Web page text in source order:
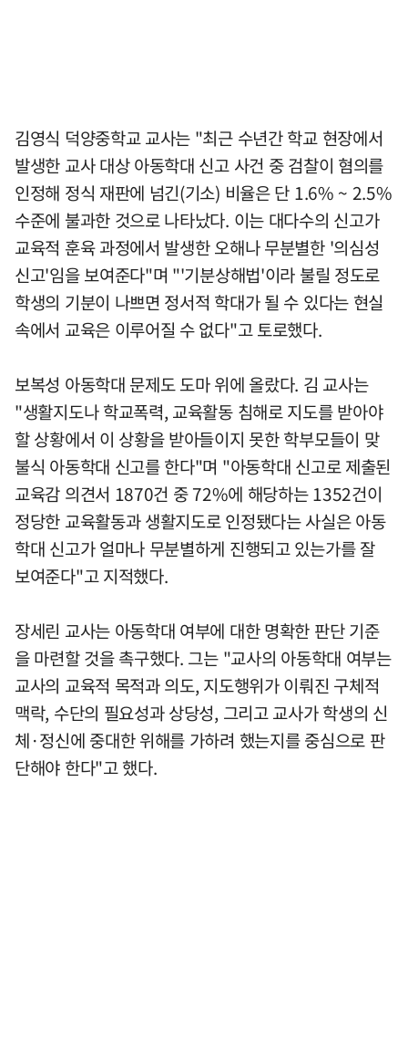
김영식 덕양중학교 교사는 "최근 수년간 학교 현장에서
발생한 교사 대상 아동학대 신고 사건 중 검찰이 혐의를
인정해 정식 재판에 넘긴(기소) 비율은 단 1.6% ~ 2.5%
수준에 불과한 것으로 나타났다. 이는 대다수의 신고가
교육적 훈육 과정에서 발생한 오해나 무분별한 '의심성
신고'임을 보여준다"며 "'기분상해법'이라 불릴 정도로
학생의 기분이 나쁘면 정서적 학대가 될 수 있다는 현실
속에서 교육은 이루어질 수 없다"고 토로했다.
보복성 아동학대 문제도 도마 위에 올랐다. 김 교사는
"생활지도나 학교폭력, 교육활동 침해로 지도를 받아야
할 상황에서 이 상황을 받아들이지 못한 학부모들이 맞
불식 아동학대 신고를 한다"며 "아동학대 신고로 제출된
교육감 의견서 1870건 중 72%에 해당하는 1352건이
정당한 교육활동과 생활지도로 인정됐다는 사실은 아동
학대 신고가 얼마나 무분별하게 진행되고 있는가를 잘
보여준다"고 지적했다.
장세린 교사는 아동학대 여부에 대한 명확한 판단 기준
을 마련할 것을 촉구했다. 그는 "교사의 아동학대 여부는
교사의 교육적 목적과 의도, 지도행위가 이뤄진 구체적
맥락, 수단의 필요성과 상당성, 그리고 교사가 학생의 신
체·정신에 중대한 위해를 가하려 했는지를 중심으로 판
단해야 한다"고 했다.